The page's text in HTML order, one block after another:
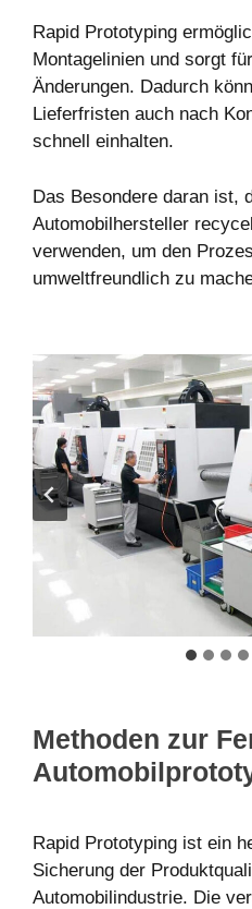
Rapid Prototyping
Montagelinien und sorgt
Änderungen. Dadurch
Lieferfristen auch nach
schnell einhalten.
Das Besondere daran ist,
Automobilhersteller
verwenden, um den
umweltfreundlich zu
Methoden zur
Rapid Prototyping ist ein
Sicherung der
Automobilindustrie. Die